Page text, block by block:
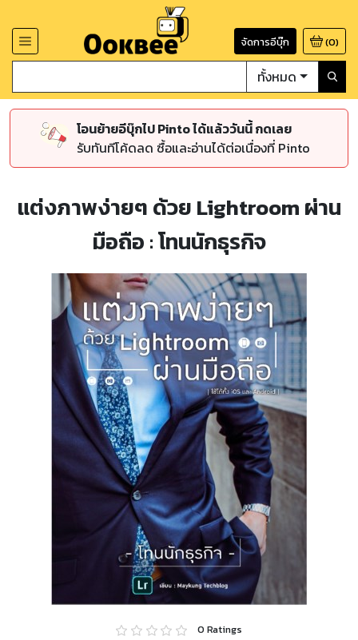
จัดการอีบุ๊ก (0)
ทั้งหมด
โอนย้ายอีบุ๊กไป Pinto ได้แล้ววันนี้ กดเลย
รับทันทีโค้ดลด ซื้อและอ่านได้ต่อเนื่องที่ Pinto
แต่งภาพง่ายๆ ด้วย Lightroom ผ่าน
มือถือ : โทนนักธุรกิจ
0 Ratings